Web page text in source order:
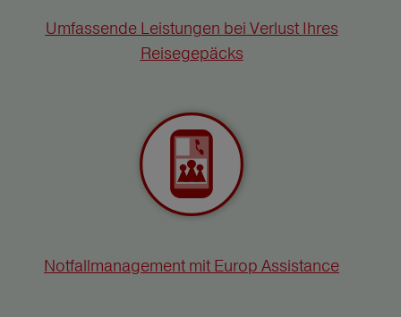
Umfassende Leistungen bei Verlust Ihres
Reisegepäcks
Notfallmanagement mit Europ Assistance